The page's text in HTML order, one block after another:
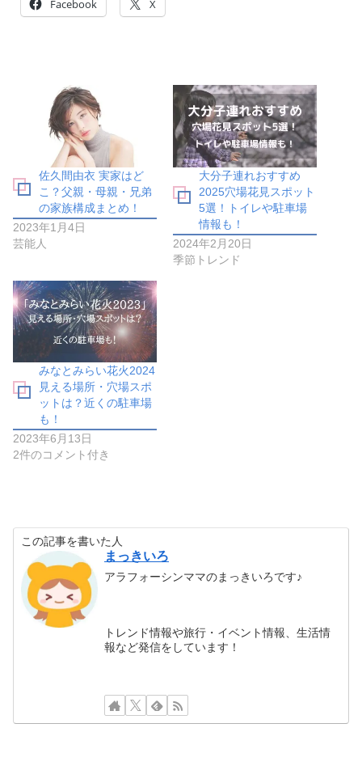
Facebook X
佐久間由衣 実家はど
こ？父親・母親・兄弟
の家族構成まとめ！
2023年1月4日
芸能人
大分子連れおすすめ
2025穴場花見スポット
5選！トイレや駐車場
情報も！
2024年2月20日
季節トレンド
みなとみらい花火2024
見える場所・穴場スポ
ットは？近くの駐車場
も！
2023年6月13日
2件のコメント付き
この記事を書いた人
まっきいろ
アラフォーシンママのまっきいろです♪
トレンド情報や旅行・イベント情報、生活情
報など発信をしています！